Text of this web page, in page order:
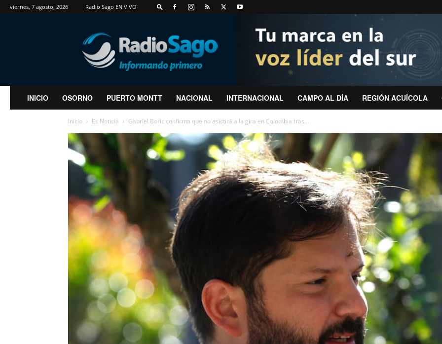
viernes, 7 agosto, 2026 Radio Sago EN VIVO
RadioSago
INICIO OSORNO PUERTO MONTT NACIONAL INTERNACIONAL CAMPO AL DÍA REGIÓN ACUÍCOLA
Inicio Es Noticia Gabriel Boric confirma que no asistirá a la gira en Colombia tras...